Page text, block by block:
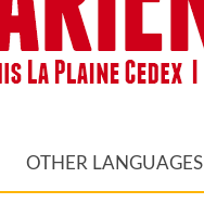
OTHER LANGUAGES